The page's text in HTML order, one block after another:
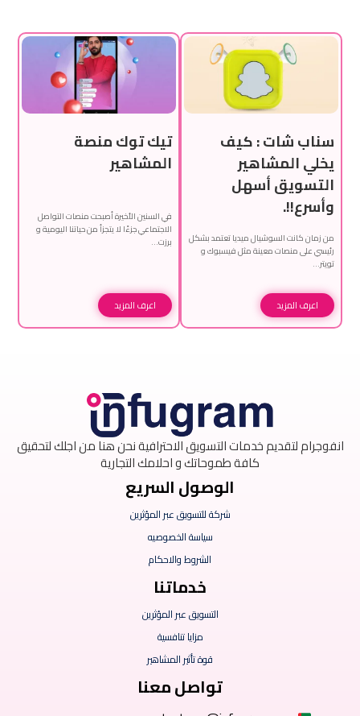
سناب شات : كيف
يخلي المشاهير
التسويق أسهل
وأسرع!!.
من زمان كانت السوشيال ميديا تعتمد بشكل
رئيسي على منصات معينة مثل فيسبوك و
تويتر…
اعرف المزيد
تيك توك منصة
المشاهير
في السنين الأخيرة أصبحت منصات التواصل
الاجتماعي جزءًا لا يتجزأ من حياتنا اليومية و
برزت…
اعرف المزيد
انفوجرام لتقديم خدمات التسويق الاحترافية نحن هنا من اجلك لتحقيق
كافة طموحاتك و احلامك التجارية
الوصول السريع
شركة للتسويق عبر المؤثرين
سياسة الخصوصيه
الشروط والاحكام
خدماتنا
التسويق عبر المؤثرين
مزايا تنافسية
قوة تأثير المشاهير
تواصل معنا